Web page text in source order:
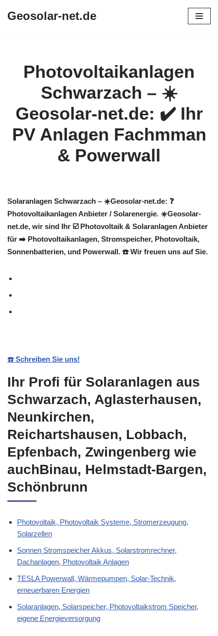
Geosolar-net.de
Photovoltaikanlagen
Schwarzach – ☀️
Geosolar-net.de: ✔️ Ihr
PV Anlagen Fachmman
& Powerwall
Solaranlagen Schwarzach – ☀️Geosolar-net.de: ❓️
Photovoltaikanlagen Anbieter / Solarenergie. ☀️Geosolar-
net.de, wir sind Ihr ☑️ Photovoltaik & Solaranlagen Anbieter
für ➡️ Photovoltaikanlagen, Stromspeicher, Photovoltaik,
Sonnenbatterien, und Powerwall. ☎️ Wir freuen uns auf Sie.
☎️ Schreiben Sie uns!
Ihr Profi für Solaranlagen aus
Schwarzach, Aglasterhausen,
Neunkirchen,
Reichartshausen, Lobbach,
Epfenbach, Zwingenberg wie
auchBinau, Helmstadt-Bargen,
Schönbrunn
Photovoltaik, Photovoltaik Systeme, Stromerzeugung,
Solarzellen
Sonnen Stromspeicher Akkus, Solarstromrechner,
Dachanlagen, Photovoltaik Anlagen
TESLA Powerwall, Wärmepumpen, Solar-Technik,
erneuerbaren Energien
Solaranlagen, Solarspeicher, Photovoltaikstrom Speicher,
eigene Energieversorgung